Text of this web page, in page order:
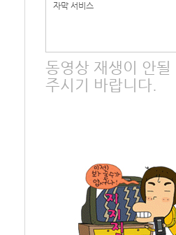
자막 서비스
동영상 재생이 안
주시기 바랍니다.